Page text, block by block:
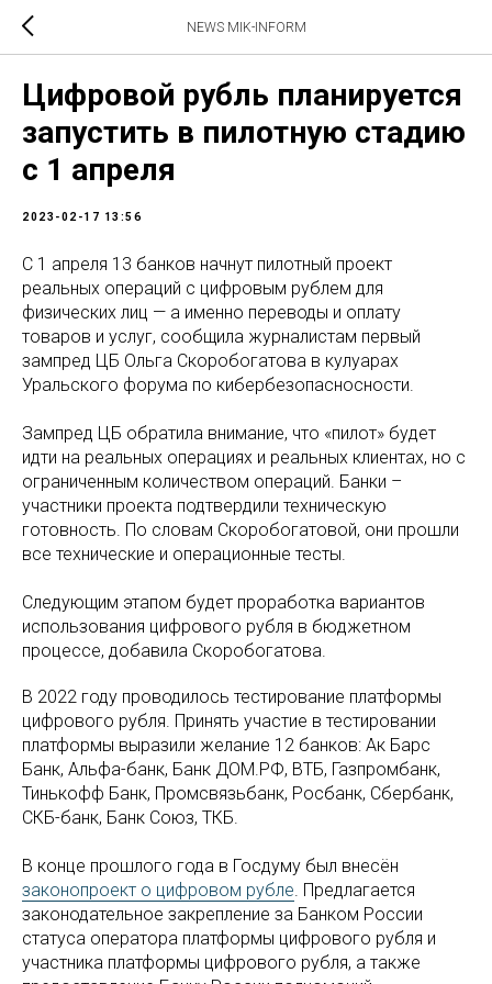
NEWS MIK-INFORM
Цифровой рубль планируется
запустить в пилотную стадию
с 1 апреля
2023-02-17 13:56
С 1 апреля 13 банков начнут пилотный проект
реальных операций с цифровым рублем для
физических лиц — а именно переводы и оплату
товаров и услуг, сообщила журналистам первый
зампред ЦБ Ольга Скоробогатова в кулуарах
Уральского форума по кибербезопасносности.
Зампред ЦБ обратила внимание, что «пилот» будет
идти на реальных операциях и реальных клиентах, но с
ограниченным количеством операций. Банки –
участники проекта подтвердили техническую
готовность. По словам Скоробогатовой, они прошли
все технические и операционные тесты.
Следующим этапом будет проработка вариантов
использования цифрового рубля в бюджетном
процессе, добавила Скоробогатова.
В 2022 году проводилось тестирование платформы
цифрового рубля. Принять участие в тестировании
платформы выразили желание 12 банков: Ак Барс
Банк, Альфа-банк, Банк ДОМ.РФ, ВТБ, Газпромбанк,
Тинькофф Банк, Промсвязьбанк, Росбанк, Сбербанк,
СКБ-банк, Банк Союз, ТКБ.
В конце прошлого года в Госдуму был внесён
законопроект о цифровом рубле. Предлагается
законодательное закрепление за Банком России
статуса оператора платформы цифрового рубля и
участника платформы цифрового рубля, а также